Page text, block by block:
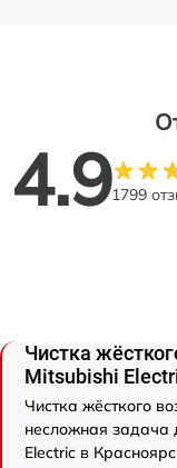
4.91799
Чистка
Mitsubishi
Чистка жёсткого
несложная задача
Electric в